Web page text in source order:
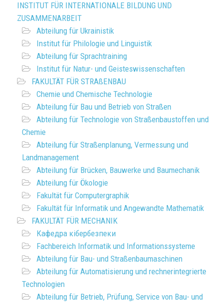
INSTITUT FÜR INTERNATIONALE BILDUNG UND
ZUSAMMENARBEIT
Abteilung für Ukrainistik
Institut für Philologie und Linguistik
Abteilung für Sprachtraining
Institut für Natur- und Geisteswissenschaften
FAKULTÄT FÜR STRAßENBAU
Chemie und Chemische Technologie
Abteilung für Bau und Betrieb von Straßen
Abteilung für Technologie von Straßenbaustoffen und
Chemie
Abteilung für Straßenplanung, Vermessung und
Landmanagement
Abteilung für Brücken, Bauwerke und Baumechanik
Abteilung für Ökologie
Fakultät für Computergraphik
Fakultät für Informatik und Angewandte Mathematik
FAKULTÄT FÜR MECHANIK
Кафедра кібербезпеки
Fachbereich Informatik und Informationssysteme
Abteilung für Bau- und Straßenbaumaschinen
Abteilung für Automatisierung und rechnerintegrierte
Technologien
Abteilung für Betrieb, Prüfung, Service von Bau- und